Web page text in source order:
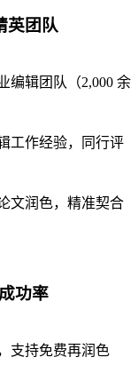
英团队
编辑团队（2,000 余
工作经验，同行评
文润色，精准契合
功率
支持免费再润色